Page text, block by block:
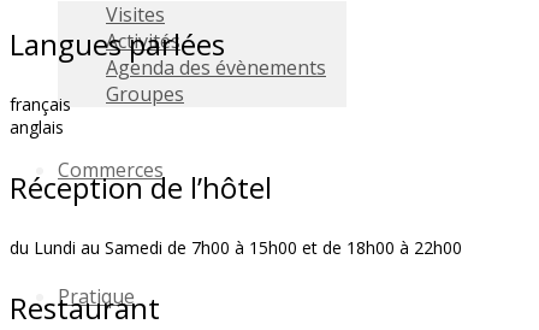
Visites
Activités
Agenda des évènements
Groupes
Commerces
Pratique
Langues parlées
français
anglais
Réception de l’hôtel
du Lundi au Samedi de 7h00 à 15h00 et de 18h00 à 22h00
Restaurant